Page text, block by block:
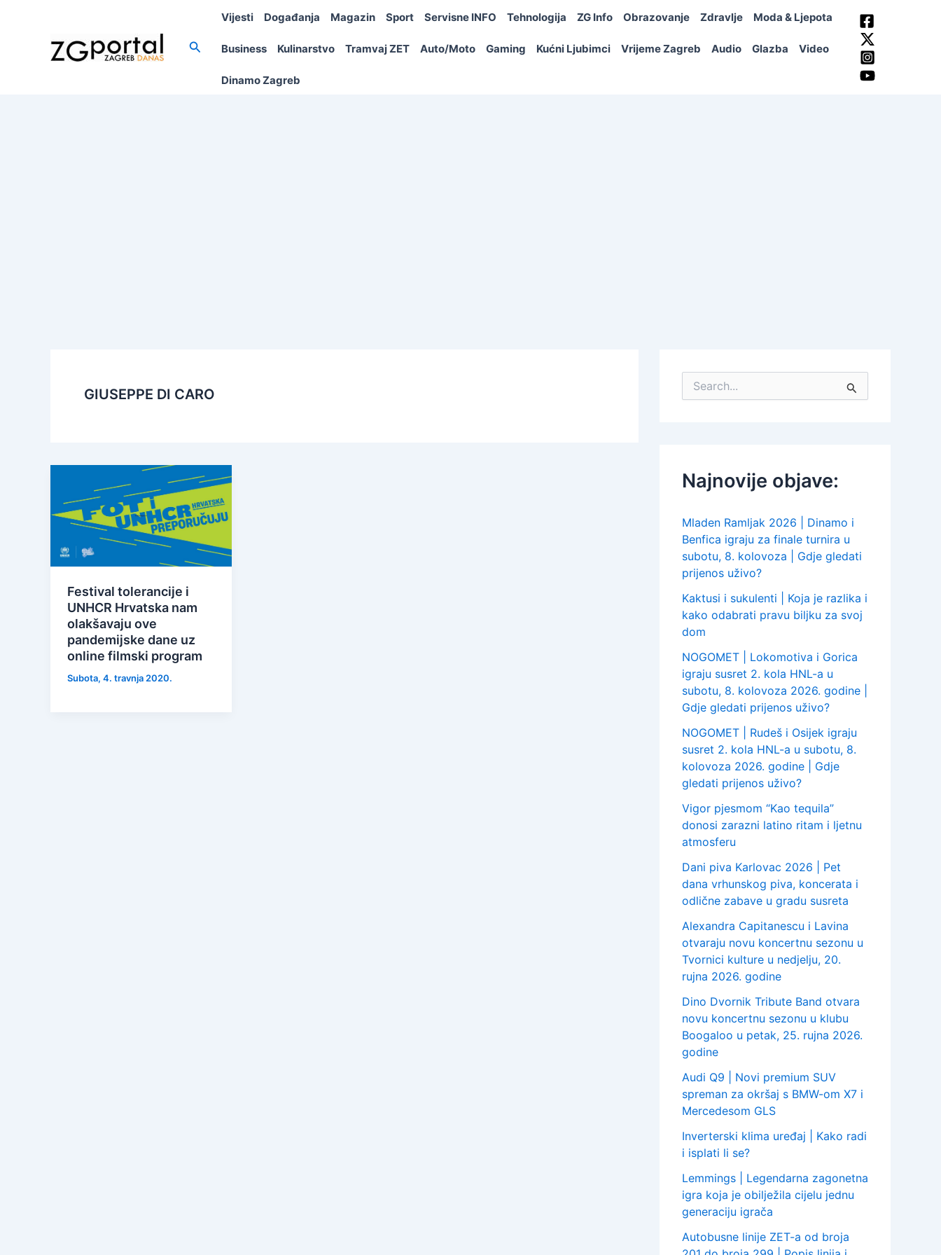
Search
Vijesti Događanja Magazin Sport Servisne INFO Tehnologija ZG Info Obrazovanje Zdravlje Moda & Ljepota
Business Kulinarstvo Tramvaj ZET Auto/Moto Gaming Kućni Ljubimci Vrijeme Zagreb Audio Glazba Video
Dinamo Zagreb
GIUSEPPE DI CARO
Festival tolerancije i
UNHCR Hrvatska nam
olakšavaju ove
pandemijske dane uz
online filmski program
Subota, 4. travnja 2020.
o
rNajnovije objave:
Mladen Ramljak 2026 | Dinamo i
Benfica igraju za finale turnira u
subotu, 8. kolovoza | Gdje gledati
prijenos uživo?
Kaktusi i sukulenti | Koja je razlika i
kako odabrati pravu biljku za svoj
dom
NOGOMET | Lokomotiva i Gorica
igraju susret 2. kola HNL-a u
subotu, 8. kolovoza 2026. godine |
Gdje gledati prijenos uživo?
NOGOMET | Rudeš i Osijek igraju
susret 2. kola HNL-a u subotu, 8.
kolovoza 2026. godine | Gdje
gledati prijenos uživo?
Vigor pjesmom “Kao tequila”
donosi zarazni latino ritam i ljetnu
atmosferu
Dani piva Karlovac 2026 | Pet
dana vrhunskog piva, koncerata i
odlične zabave u gradu susreta
Alexandra Capitanescu i Lavina
otvaraju novu koncertnu sezonu u
Tvornici kulture u nedjelju, 20.
rujna 2026. godine
Dino Dvornik Tribute Band otvara
novu koncertnu sezonu u klubu
Boogaloo u petak, 25. rujna 2026.
godine
Audi Q9 | Novi premium SUV
spreman za okršaj s BMW-om X7 i
Mercedesom GLS
Inverterski klima uređaj | Kako radi
i isplati li se?
Lemmings | Legendarna zagonetna
igra koja je obilježila cijelu jednu
generaciju igrača
Autobusne linije ZET-a od broja